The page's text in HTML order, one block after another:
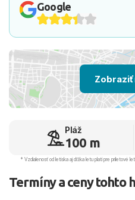
Google
Zobraziť
Pláž
100 m
* Vzdialenosť od letiska aj dľžka letu platí pre príletové
Termíny a ceny tohto